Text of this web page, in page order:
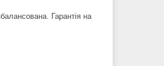
Гарантія на